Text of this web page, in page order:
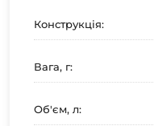
Конструкція:
Вага, г:
Об'єм, л: